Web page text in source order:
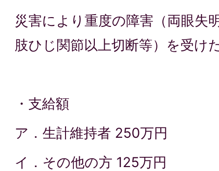
災害により重度の障害（両眼失
肢ひじ関節以上切断等）を受け
・支給額
ア．生計維持者 250万円
イ．その他の方 125万円